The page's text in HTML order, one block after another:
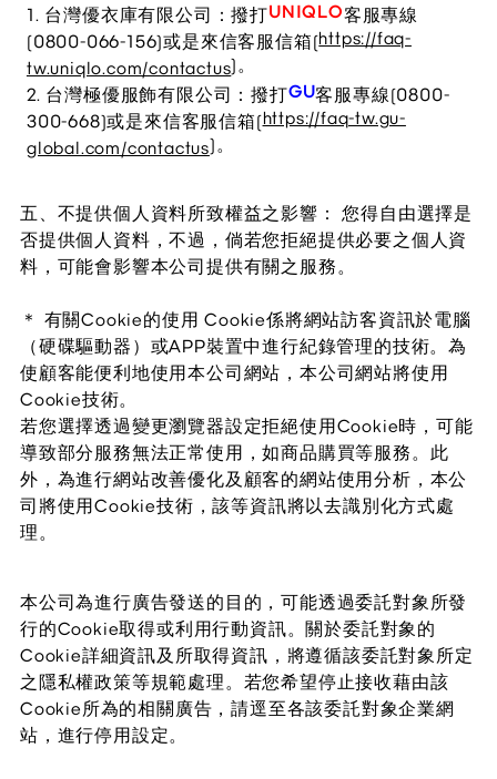
1. 台灣優衣庫有限公司：撥打UNIQLO客服專線
(0800-066-156)或是來信客服信箱(https://faq-
tw.uniqlo.com/contactus)。
2. 台灣極優服飾有限公司：撥打GU客服專線(0800-
300-668)或是來信客服信箱(https://faq-tw.gu-
global.com/contactus)。
五、不提供個人資料所致權益之影響：您得自由選擇是
否提供個人資料，不過，倘若您拒絕提供必要之個人資
料，可能會影響本公司提供有關之服務。
＊ 有關Cookie的使用Cookie係將網站訪客資訊於電腦
（硬碟驅動器）或APP裝置中進行紀錄管理的技術。為
使顧客能便利地使用本公司網站，本公司網站將使用
Cookie技術。
若您選擇透過變更瀏覽器設定拒絕使用Cookie時，可能
導致部分服務無法正常使用，如商品購買等服務。此
外，為進行網站改善優化及顧客的網站使用分析，本公
司將使用Cookie技術，該等資訊將以去識別化方式處
理。
本公司為進行廣告發送的目的，可能透過委託對象所發
行的Cookie取得或利用行動資訊。關於委託對象的
Cookie詳細資訊及所取得資訊，將遵循該委託對象所定
之隱私權政策等規範處理。若您希望停止接收藉由該
Cookie所為的相關廣告，請逕至各該委託對象企業網
站，進行停用設定。